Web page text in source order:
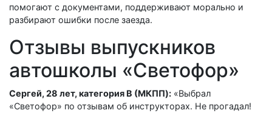
помогают с документами, поддерживают морально и
разбирают ошибки после заезда.
Отзывы выпускников
автошколы «Светофор»
Сергей, 28 лет, категория B (МКПП): «Выбрал
«Светофор» по отзывам об инструкторах. Не прогадал!